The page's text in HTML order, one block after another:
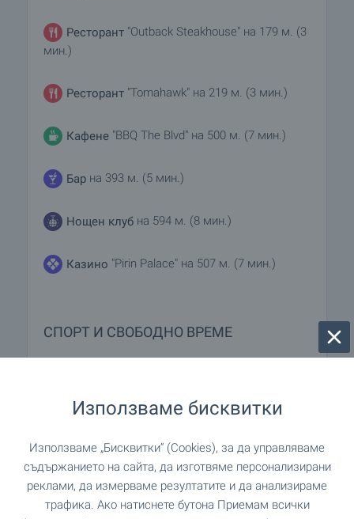
Ресторант "Outback Steakhouse" на 179 м. (3
мин.)
Ресторант "Tomahawk" на 219 м. (3 мин.)
Кафене "BBQ The Blvd" на 500 м. (7 мин.)
Бар на 393 м. (5 мин.)
Нощен клуб на 594 м. (8 мин.)
Казино "Pirin Palace" на 507 м. (7 мин.)
СПОРТ И СВОБОДНО ВРЕМЕ
Спортен теренна 893 м. (11 мин.)
Тенис кортна 431 м. (6 мин.)
Музей"Паисий Хилендарски" на 1.2 км. (15
Използваме бисквитки
Използваме „Бисквитки“ (Cookies), за да управляваме
съдържанието на сайта, да изготвяме персонализирани
реклами, да измерваме резултатите и да анализираме
трафика. Ако натиснете бутона Приемам всички